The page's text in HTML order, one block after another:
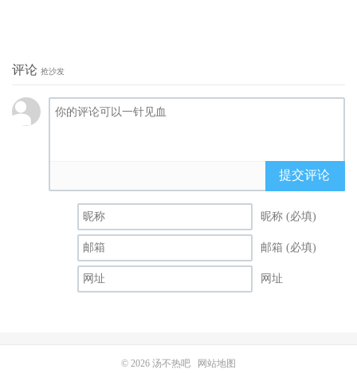
评论 抢沙发
提交评论
昵称 (必填)
邮箱 (必填)
网址
© 2026 汤不热吧 网站地图